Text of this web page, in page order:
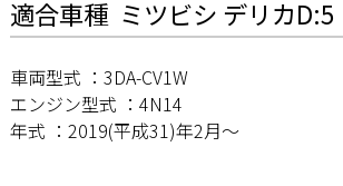
適合車種 ミツビシ デリカD:5
車両型式 ：3DA-CV1W
エンジン型式 ：4N14
年式 ：2019(平成31)年2月～